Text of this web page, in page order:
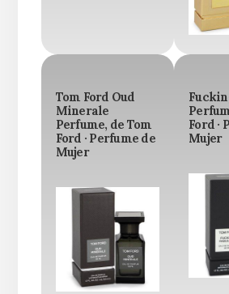
Tom Ford Oud
Minerale
Perfume, de Tom
Ford · Perfume de
Mujer
Ford ·
Mujer